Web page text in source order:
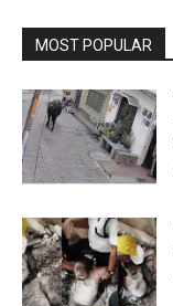
MOST POPULAR